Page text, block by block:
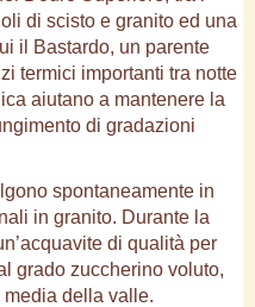
di scisto e granito ed una
il Bastardo, un parente
termici importanti tra notte
aiutano a mantenere la
di gradazioni
spontaneamente in
in granito. Durante la
di qualità per
grado zuccherino voluto,
della valle.